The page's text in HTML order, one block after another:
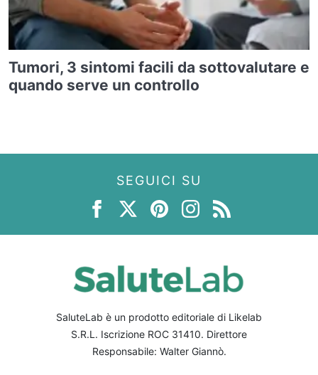
Tumori, 3 sintomi facili da sottovalutare e
quando serve un controllo
SEGUICI SU
SaluteLab è un prodotto editoriale di Likelab
S.R.L. Iscrizione ROC 31410. Direttore
Responsabile: Walter Giannò.